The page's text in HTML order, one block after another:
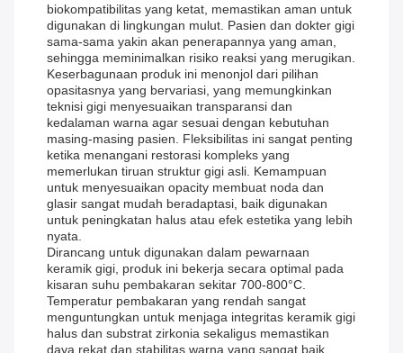
biokompatibilitas yang ketat, memastikan aman untuk
digunakan di lingkungan mulut. Pasien dan dokter gigi
sama-sama yakin akan penerapannya yang aman,
sehingga meminimalkan risiko reaksi yang merugikan.
Keserbagunaan produk ini menonjol dari pilihan
opasitasnya yang bervariasi, yang memungkinkan
teknisi gigi menyesuaikan transparansi dan
kedalaman warna agar sesuai dengan kebutuhan
masing-masing pasien. Fleksibilitas ini sangat penting
ketika menangani restorasi kompleks yang
memerlukan tiruan struktur gigi asli. Kemampuan
untuk menyesuaikan opacity membuat noda dan
glasir sangat mudah beradaptasi, baik digunakan
untuk peningkatan halus atau efek estetika yang lebih
nyata.
Dirancang untuk digunakan dalam pewarnaan
keramik gigi, produk ini bekerja secara optimal pada
kisaran suhu pembakaran sekitar 700-800°C.
Temperatur pembakaran yang rendah sangat
menguntungkan untuk menjaga integritas keramik gigi
halus dan substrat zirkonia sekaligus memastikan
daya rekat dan stabilitas warna yang sangat baik.